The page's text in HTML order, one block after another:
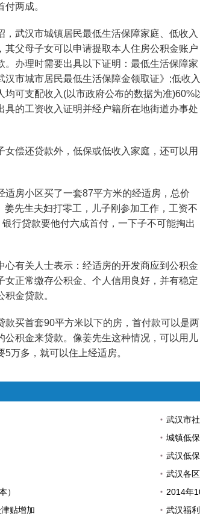
两成。
武汉市城镇居民最低生活保障家庭、低收入
其父母子女可以申请提取本人住房公积金账户
。办理时需要出具以下证明：最低生活保障家
市城市居民最低生活保障金领取证》;低收入
可支配收入(以市政府公布的数据为准)60%
具的工资收入证明并经户籍所在地街道办事处
偿还贷款外，低保或低收入家庭，还可以用
房小区买了一套87平方米的经适房，总价
先生夫妇打零工，儿子刚参加工作，工资不
行贷款要他付六成首付，一下子不可能掏出
有关人士表示：经适房的开发商应到公积金
女正常缴存公积金、个人信用良好，并有稳定
金贷款。
买首套90平方米以下的房，首付款可以是两
公积金来贷款。像姜先生这种情况，可以用儿
万多，就可以住上经适房。
武汉市
城镇低
武汉低
武汉各
）
2014年
贴增加
武汉福